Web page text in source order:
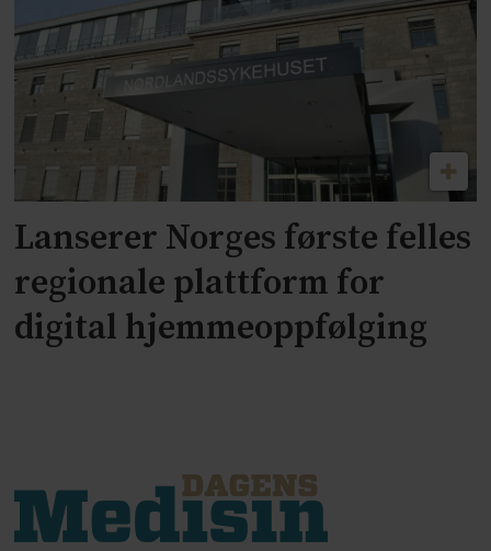
Lanserer Norges første felles
regionale plattform for
digital hjemmeoppfølging